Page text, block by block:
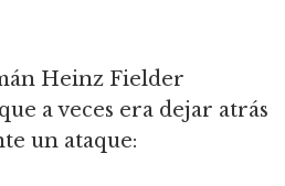
Heinz Fielder
a veces era dejar atrás
un ataque: